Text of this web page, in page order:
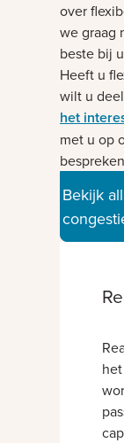
over
we graag
beste bij
Heeft u
wilt u
het
met u op
Bekijk